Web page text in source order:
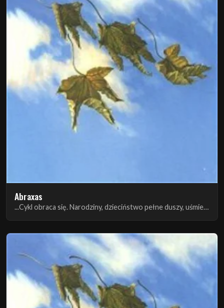
Abraxas
...Cykl obraca się. Narodziny, dzieciństwo pełne duszy, uśmiechów niewinnych i zdrady...